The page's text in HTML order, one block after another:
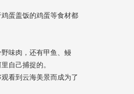
蛋盖饭的鸡蛋等食材都
味肉，还有甲鱼、鳗
自己捕捉的。
看到云海美景而成为了